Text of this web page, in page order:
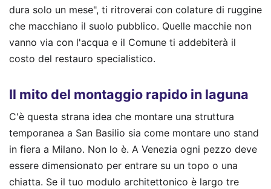
dura solo un mese", ti ritroverai con colature di ruggine
che macchiano il suolo pubblico. Quelle macchie non
vanno via con l'acqua e il Comune ti addebiterà il
costo del restauro specialistico.
Il mito del montaggio rapido in laguna
C'è questa strana idea che montare una struttura
temporanea a San Basilio sia come montare uno stand
in fiera a Milano. Non lo è. A Venezia ogni pezzo deve
essere dimensionato per entrare su un topo o una
chiatta. Se il tuo modulo architettonico è largo tre